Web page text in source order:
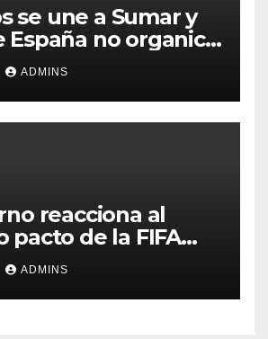
se une a Sumar y
España no organice
2030 con
por «atentar
soberanía nacional»
ADMINS
reacciona al
pacto de la FIFA
para acoger
Mundial 2030:
ser en España»
ADMINS